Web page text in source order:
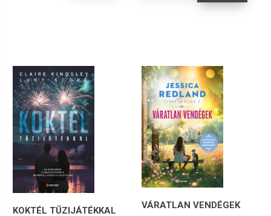
KOKTÉL TŰZIJÁTÉKKAL
VÁRATLAN VENDÉGEK